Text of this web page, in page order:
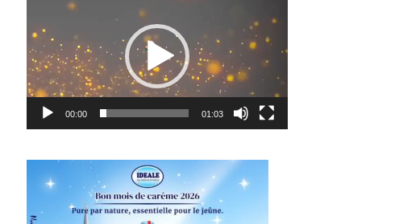
00:00 01:03